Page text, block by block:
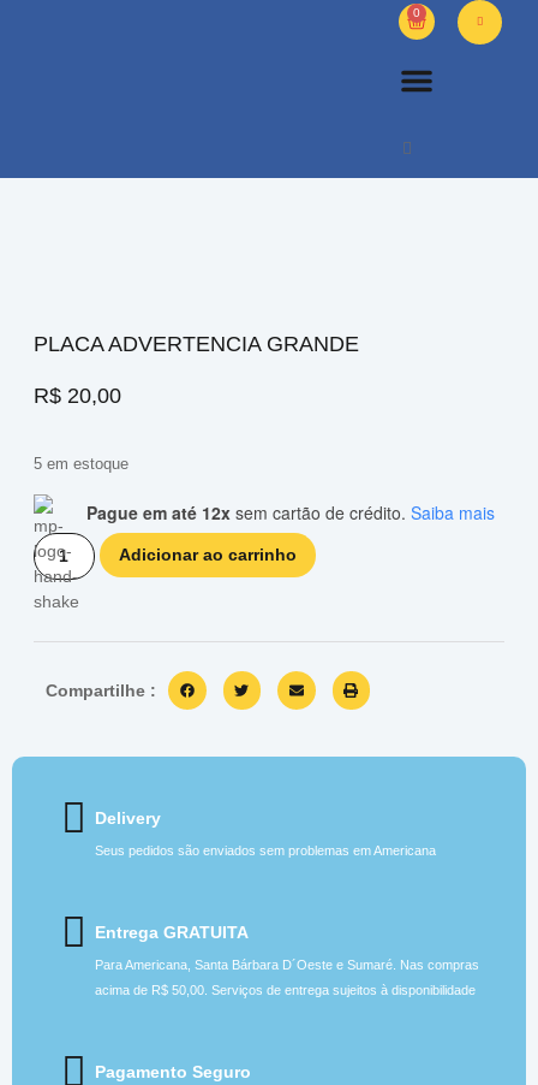
0
PLACA ADVERTENCIA GRANDE
R$ 20,00
5 em estoque
Pague em até 12x sem cartão de crédito. Saiba mais
Adicionar ao carrinho
Compartilhe :
Delivery
Seus pedidos são enviados sem problemas em Americana
Entrega GRATUITA
Para Americana, Santa Bárbara D´Oeste e Sumaré. Nas compras
acima de R$ 50,00. Serviços de entrega sujeitos à disponibilidade
Pagamento Seguro